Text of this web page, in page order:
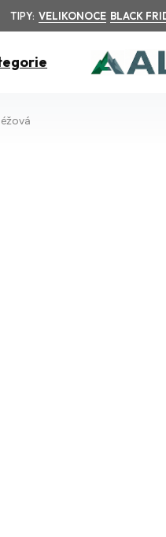
TIPY: VELIKONOCE BLACK